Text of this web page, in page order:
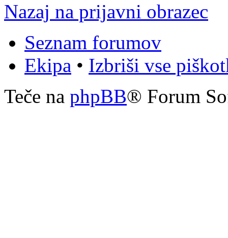
Nazaj na prijavni obrazec
Seznam forumov
Ekipa • Izbriši vse
Teče na phpBB® Forum